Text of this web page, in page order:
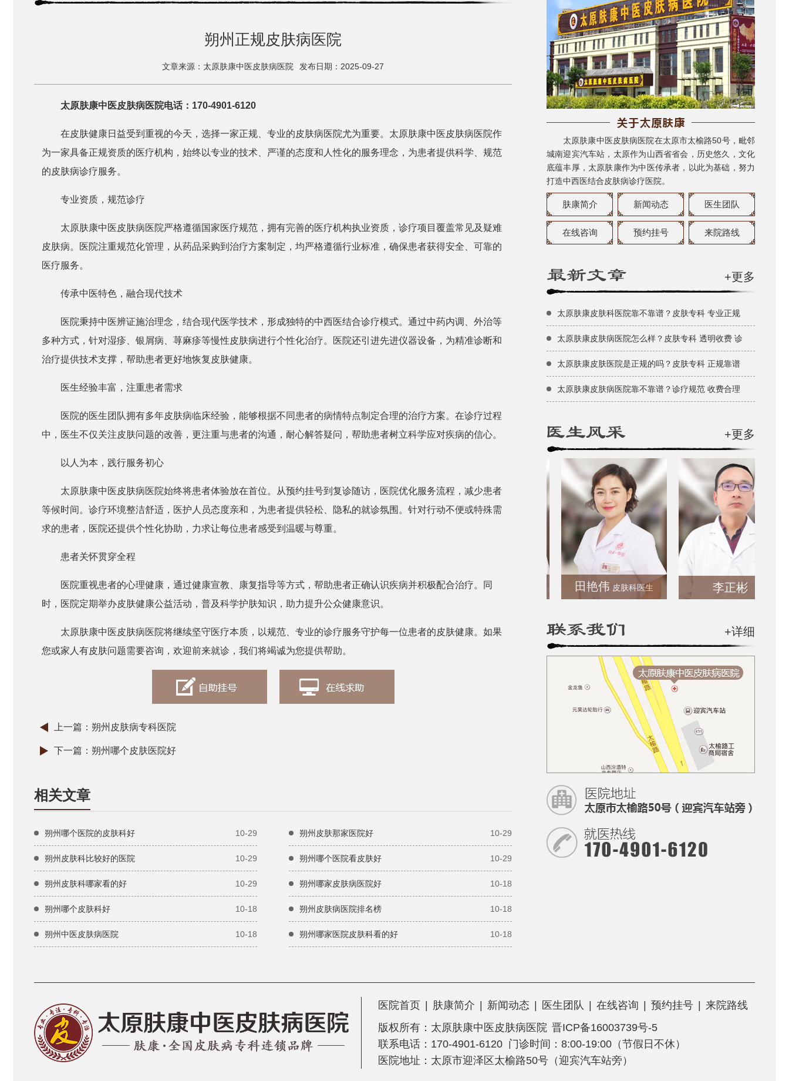
朔州正规皮肤病医院
文章来源：太原肤康中医皮肤病医院 发布日期：2025-09-27
太原肤康中医皮肤病医院电话：170-4901-6120
在皮肤健康日益受到重视的今天，选择一家正规、专业的皮肤病医院尤为重要。太原肤康中医皮肤病医院作
为一家具备正规资质的医疗机构，始终以专业的技术、严谨的态度和人性化的服务理念，为患者提供科学、规范
的皮肤病诊疗服务。
专业资质，规范诊疗
太原肤康中医皮肤病医院严格遵循国家医疗规范，拥有完善的医疗机构执业资质，诊疗项目覆盖常见及疑难
皮肤病。医院注重规范化管理，从药品采购到治疗方案制定，均严格遵循行业标准，确保患者获得安全、可靠的
医疗服务。
传承中医特色，融合现代技术
医院秉持中医辨证施治理念，结合现代医学技术，形成独特的中西医结合诊疗模式。通过中药内调、外治等
多种方式，针对湿疹、银屑病、荨麻疹等慢性皮肤病进行个性化治疗。医院还引进先进仪器设备，为精准诊断和
治疗提供技术支撑，帮助患者更好地恢复皮肤健康。
医生经验丰富，注重患者需求
医院的医生团队拥有多年皮肤病临床经验，能够根据不同患者的病情特点制定合理的治疗方案。在诊疗过程
中，医生不仅关注皮肤问题的改善，更注重与患者的沟通，耐心解答疑问，帮助患者树立科学应对疾病的信心。
以人为本，践行服务初心
太原肤康中医皮肤病医院始终将患者体验放在首位。从预约挂号到复诊随访，医院优化服务流程，减少患者
等候时间。诊疗环境整洁舒适，医护人员态度亲和，为患者提供轻松、隐私的就诊氛围。针对行动不便或特殊需
求的患者，医院还提供个性化协助，力求让每位患者感受到温暖与尊重。
患者关怀贯穿全程
医院重视患者的心理健康，通过健康宣教、康复指导等方式，帮助患者正确认识疾病并积极配合治疗。同
时，医院定期举办皮肤健康公益活动，普及科学护肤知识，助力提升公众健康意识。
太原肤康中医皮肤病医院将继续坚守医疗本质，以规范、专业的诊疗服务守护每一位患者的皮肤健康。如果
您或家人有皮肤问题需要咨询，欢迎前来就诊，我们将竭诚为您提供帮助。
上一篇： 朔州皮肤病专科医院
下一篇： 朔州哪个皮肤医院好
相关文章
朔州哪个医院的皮肤科好 10-29 朔州皮肤那家医院好 10-29
朔州皮肤科比较好的医院 10-29 朔州哪个医院看皮肤好 10-29
朔州皮肤科哪家看的好 10-29 朔州哪家皮肤病医院好 10-18
朔州哪个皮肤科好 10-18 朔州皮肤病医院排名榜 10-18
朔州中医皮肤病医院 10-18 朔州哪家医院皮肤科看的好 10-18
太原肤康中医皮肤病医院在太原市太榆路50号，毗邻
城南迎宾汽车站，太原作为山西省省会，历史悠久，文化
底蕴丰厚，太原肤康作为中医传承者，以此为基础，努力
打造中西医结合皮肤病诊疗医院。
肤康简介 新闻动态 医生团队
在线咨询 预约挂号 来院路线
+更多
太原肤康皮肤科医院靠不靠谱？皮肤专科 专业正规
太原肤康皮肤病医院怎么样？皮肤专科 透明收费 诊
太原肤康皮肤医院是正规的吗？皮肤专科 正规靠谱
太原肤康皮肤病医院靠不靠谱？诊疗规范 收费合理
+更多
张丽 皮肤科医生 田艳伟 皮肤科医生 李正彬
+详细
医院首页 | 肤康简介 | 新闻动态 | 医生团队 | 在线咨询 | 预约挂号 | 来院路线
版权所有： 太原肤康中医皮肤病医院 晋ICP备16003739号-5
联系电话：170-4901-6120 门诊时间：8:00-19:00（节假日不休）
医院地址：太原市迎泽区太榆路50号（迎宾汽车站旁）